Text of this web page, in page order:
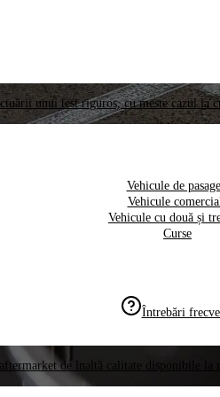
unui test riguros, cu meste cazul
Vehicule de
Vehicule
Vehicule cu două și
Curse
Întrebări
de înaltă calitate disponibile